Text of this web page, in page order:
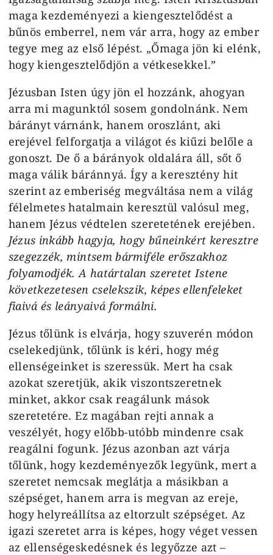
maga kezdeményezi a kiengesztelődést a
bűnös emberrel, nem vár arra, hogy az ember
tegye meg az első lépést. „Őmaga jön ki elénk,
hogy kiengesztelődjön a vétkesekkel.”
Jézusban Isten úgy jön el hozzánk, ahogyan
arra mi magunktól sosem gondolnánk. Nem
bárányt várnánk, hanem oroszlánt, aki
erejével felforgatja a világot és kiűzi belőle a
gonoszt. De ő a bárányok oldalára áll, sőt ő
maga válik báránnyá. Így a keresztény hit
szerint az emberiség megváltása nem a világ
félelmetes hatalmain keresztül valósul meg,
hanem Jézus védtelen szeretetének erejében.
Jézus inkább hagyja, hogy bűneinkért keresztre
szegezzék, mintsem bármiféle erőszakhoz
folyamodjék. A határtalan szeretet Istene
következetesen cselekszik, képes ellenfeleket
fiaivá és leányaivá formálni.
Jézus tőlünk is elvárja, hogy szuverén módon
cselekedjünk, tőlünk is kéri, hogy még
ellenségeinket is szeressük. Mert ha csak
azokat szeretjük, akik viszontszeretnek
minket, akkor csak reagálunk mások
szeretetére. Ez magában rejti annak a
veszélyét, hogy előbb-utóbb mindenre csak
reagálni fogunk. Jézus azonban azt várja
tőlünk, hogy kezdeményezők legyünk, mert a
szeretet nemcsak meglátja a másikban a
szépséget, hanem arra is megvan az ereje,
hogy helyreállítsa az eltorzult szépséget. Az
igazi szeretet arra is képes, hogy véget vessen
az ellenségeskedésnek és legyőzze azt –